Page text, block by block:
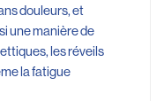
douleurs, et
une manière de
les réveils
la fatigue